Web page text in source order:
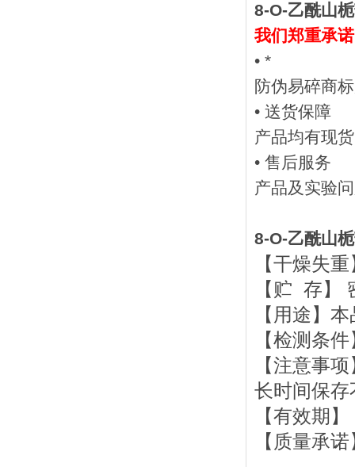
8-O-乙酰山
我们郑重承
• *
防伪易碎商
• 送货保障
产品均有现
• 售后服务
产品及实验
8-O-乙酰山
【干燥失
【贮 存】
【用途】
【检测条
【注意事
长时间保
【有效期
【质量承